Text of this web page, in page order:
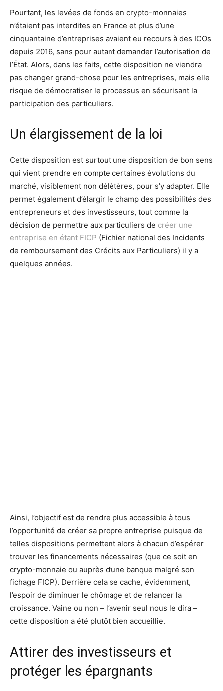
Pourtant, les levées de fonds en crypto-monnaies
n’étaient pas interdites en France et plus d’une
cinquantaine d’entreprises avaient eu recours à des ICOs
depuis 2016, sans pour autant demander l’autorisation de
l’État. Alors, dans les faits, cette disposition ne viendra
pas changer grand-chose pour les entreprises, mais elle
risque de démocratiser le processus en sécurisant la
participation des particuliers.
Un élargissement de la loi
Cette disposition est surtout une disposition de bon sens
qui vient prendre en compte certaines évolutions du
marché, visiblement non délétères, pour s’y adapter. Elle
permet également d’élargir le champ des possibilités des
entrepreneurs et des investisseurs, tout comme la
décision de permettre aux particuliers de créer une
entreprise en étant FICP (Fichier national des Incidents
de remboursement des Crédits aux Particuliers) il y a
quelques années.
Ainsi, l’objectif est de rendre plus accessible à tous
l’opportunité de créer sa propre entreprise puisque de
telles dispositions permettent alors à chacun d’espérer
trouver les financements nécessaires (que ce soit en
crypto-monnaie ou auprès d’une banque malgré son
fichage FICP). Derrière cela se cache, évidemment,
l’espoir de diminuer le chômage et de relancer la
croissance. Vaine ou non – l’avenir seul nous le dira –
cette disposition a été plutôt bien accueillie.
Attirer des investisseurs et
protéger les épargnants